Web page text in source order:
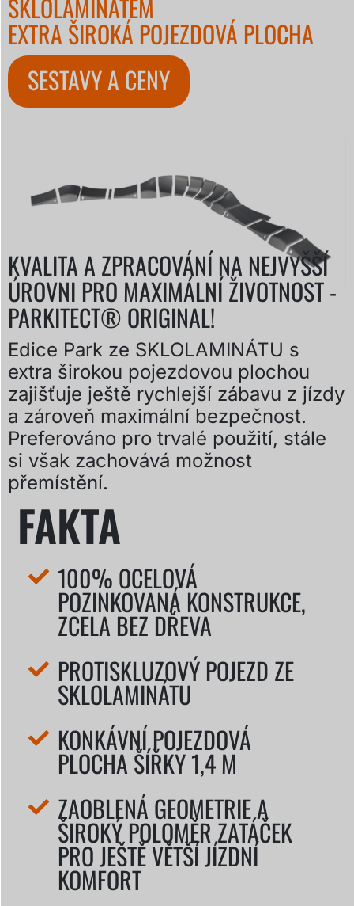
SKLOLAMINÁTEM
EXTRA ŠIROKÁ POJEZDOVÁ PLOCHA
SESTAVY A CENY
KVALITA A ZPRACOVÁNÍ NA NEJVYŠŠÍ
ÚROVNI PRO MAXIMÁLNÍ ŽIVOTNOST -
PARKITECT® ORIGINAL!
Edice Park ze SKLOLAMINÁTU s
extra širokou pojezdovou plochou
zajišťuje ještě rychlejší zábavu z jízdy
a zároveň maximální bezpečnost.
Preferováno pro trvalé použití, stále
si však zachovává možnost
přemístění.
FAKTA
100% OCELOVÁ
POZINKOVANÁ KONSTRUKCE,
ZCELA BEZ DŘEVA
PROTISKLUZOVÝ POJEZD ZE
SKLOLAMINÁTU
KONKÁVNÍ POJEZDOVÁ
PLOCHA ŠÍŘKY 1,4 M
ZAOBLENÁ GEOMETRIE A
ŠIROKÝ POLOMĚR ZATÁČEK
PRO JEŠTĚ VĚTŠÍ JÍZDNÍ
KOMFORT